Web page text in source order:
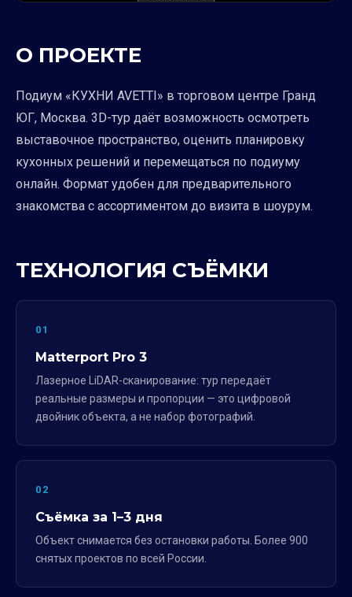
О ПРОЕКТЕ
Подиум «КУХНИ AVETTI» в торговом центре Гранд
ЮГ, Москва. 3D-тур даёт возможность осмотреть
выставочное пространство, оценить планировку
кухонных решений и перемещаться по подиуму
онлайн. Формат удобен для предварительного
знакомства с ассортиментом до визита в шоурум.
ТЕХНОЛОГИЯ СЪЁМКИ
01
Matterport Pro 3
Лазерное LiDAR-сканирование: тур передаёт
реальные размеры и пропорции — это цифровой
двойник объекта, а не набор фотографий.
02
Съёмка за 1–3 дня
Объект снимается без остановки работы. Более 900
снятых проектов по всей России.